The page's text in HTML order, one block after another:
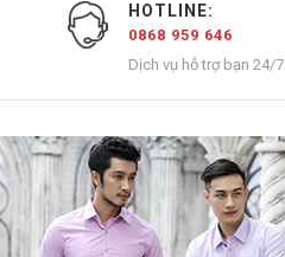
HOTLINE:
0868 959 646
Dịch vụ hỗ trợ bạn 24/7